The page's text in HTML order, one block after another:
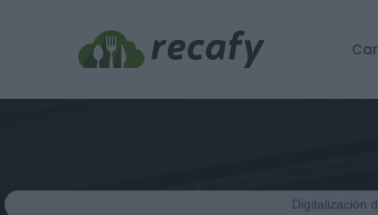
Digitalización